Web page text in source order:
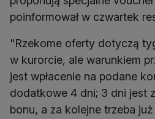
poinformował w czwartek
"Rzekome oferty dotyczą
w kurorcie, ale warunkiem
jest wpłacenie na podane
dodatkowe 4 dni; 3 dni jest
bonu, a za kolejne trzeba